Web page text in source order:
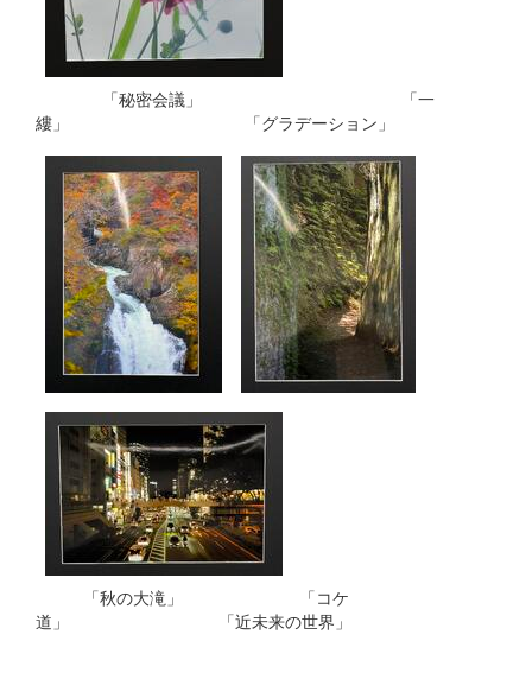
「秘密会議」 「一
縷」 「グラデーション」
「秋の大滝」 「コケ
道」 「近未来の世界」